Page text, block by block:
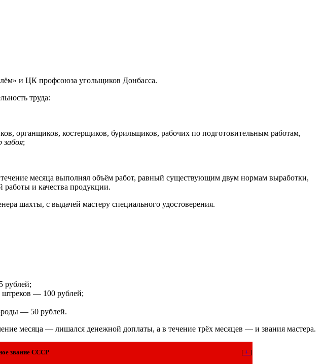
и ЦК профсоюза угольщиков Донбасса.
труда:
органщиков, костерщиков, бурильщиков, рабочих по подготовительным работам,
забоя;
месяца выполнял объём работ, равный существующим двум нормам выработки,
работы и качества продукции.
шахты, с выдачей мастеру специального удостоверения.
рублей;
— 100 рублей;
— 50 рублей.
месяца — лишался денежной доплаты, а в течение трёх месяцев — и звания мастера.
[ + ]
звание СССР